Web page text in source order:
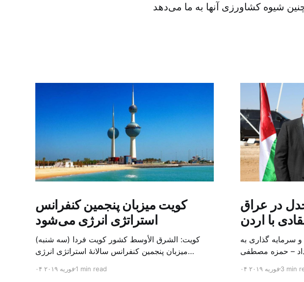
کویت میزبان پنجمین کنفرانس
استراتژی انرژی می‌شود
کویت: الشرق الأوسط کشور کویت فردا (سه شنبه)
میزبان پنجمین کنفرانس سالانهٔ استراتژی انرژی
الشرق الاوسط، حدود ۳۰۰ متخصص از شرکت‌های
۰۴ فوریه ۲۰۱۹1 min read
در عراق
با اردن
سرمایه گذاری به
– حمزه مصطفی
وزیر عراق و
۰۴ فوریه ۲۰۱۹3 min